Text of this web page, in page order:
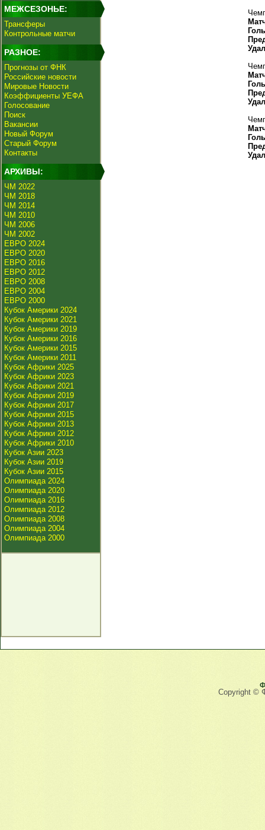
МЕЖСЕЗОНЬЕ:
Трансферы
Контрольные матчи
РАЗНОЕ:
Прогнозы от ФНК
Российские новости
Мировые Новости
Коэффициенты УЕФА
Голосование
Поиск
Вакансии
Новый Форум
Старый Форум
Контакты
АРХИВЫ:
ЧМ 2022
ЧМ 2018
ЧМ 2014
ЧМ 2010
ЧМ 2006
ЧМ 2002
ЕВРО 2024
ЕВРО 2020
ЕВРО 2016
ЕВРО 2012
ЕВРО 2008
ЕВРО 2004
ЕВРО 2000
Кубок Америки 2024
Кубок Америки 2021
Кубок Америки 2019
Кубок Америки 2016
Кубок Америки 2015
Кубок Америки 2011
Кубок Африки 2025
Кубок Африки 2023
Кубок Африки 2021
Кубок Африки 2019
Кубок Африки 2017
Кубок Африки 2015
Кубок Африки 2013
Кубок Африки 2012
Кубок Африки 2010
Кубок Азии 2023
Кубок Азии 2019
Кубок Азии 2015
Олимпиада 2024
Олимпиада 2020
Олимпиада 2016
Олимпиада 2012
Олимпиада 2008
Олимпиада 2004
Олимпиада 2000
Copyright ©